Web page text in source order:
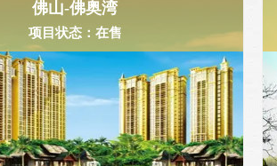
佛山-佛奥湾
项目状态：在售